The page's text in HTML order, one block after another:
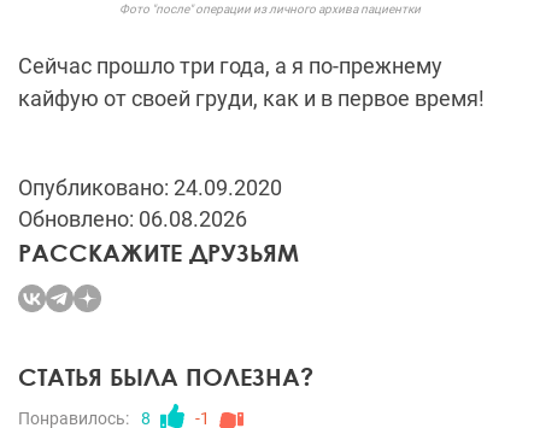
Фото "после" операции из личного архива пациентки
Сейчас прошло три года, а я по-прежнему
кайфую от своей груди, как и в первое время!
Опубликовано: 24.09.2020
Обновлено: 06.08.2026
РАССКАЖИТЕ ДРУЗЬЯМ
СТАТЬЯ БЫЛА ПОЛЕЗНА?
Понравилось: 8 -1